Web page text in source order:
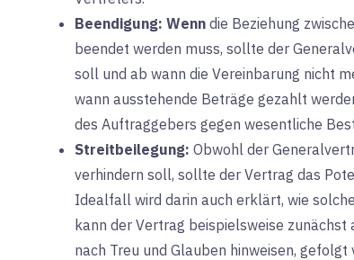
Beendigung: Wenn die Beziehung
beendet werden muss, sollte der
soll und ab wann die Vereinbarung nicht
wann ausstehende Beträge gezahlt
des Auftraggebers gegen wesentliche
Streitbeilegung: Obwohl der
verhindern soll, sollte der Vertrag das
Idealfall wird darin auch erklärt, wie
kann der Vertrag beispielsweise
nach Treu und Glauben hinweisen,